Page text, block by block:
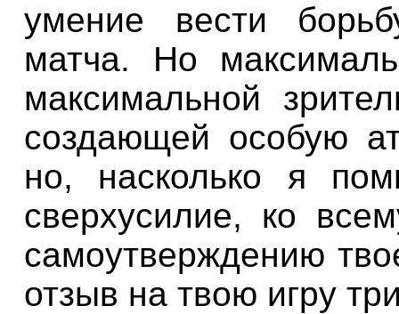
умение вести
матча. Но
максимальной
создающей особую
но, насколько я
сверхусилие, ко
самоутверждению
отзыв на твою игру